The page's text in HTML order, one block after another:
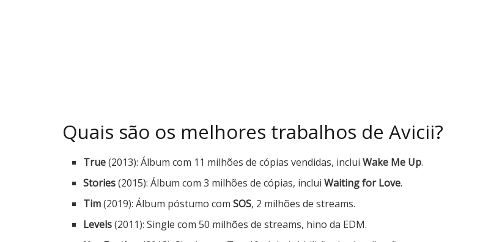
Quais são os melhores trabalhos de Avicii?
True(2013): Álbum com 11 milhões de cópias vendidas, incluiWake Me Up.
Stories(2015): Álbum com 3 milhões de cópias, incluiWaiting for Love.
Tim(2019): Álbum póstumo comSOS, 2 milhões de streams.
Levels(2011): Single com 50 milhões de streams, hino da EDM.